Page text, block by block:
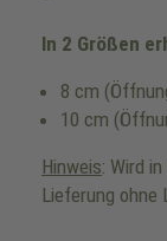
In 2 Größen
8 cm
10 cm
Hinweis: Wird
Lieferung ohne